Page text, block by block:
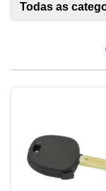
Todas as